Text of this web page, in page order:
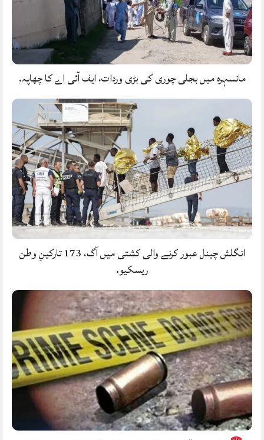
مانسہرہ میں بجلی چوری کی بڑی وردات، ایف آئی اے کا چھاپہ.
انگلش چینل عبور کرنے والی کشتی میں آگ، 173 تارکینِ وطن
ریسکیو.